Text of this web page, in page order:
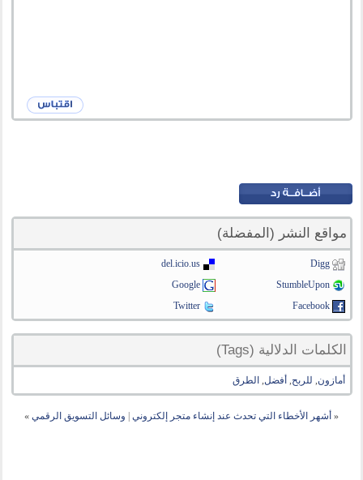
مواقع النشر (المفضلة)
Digg
del.icio.us
StumbleUpon
Google
Facebook
Twitter
الكلمات الدلالية (Tags)
أمازون, للربح, أفضل, الطرق
« أشهر الأخطاء التي تحدث عند إنشاء متجر إلكتروني وسائل التسويق الرقمي »